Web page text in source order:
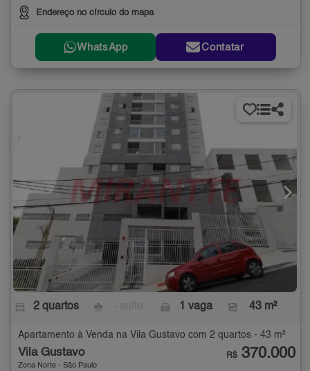
Endereço no círculo do mapa
WhatsApp Contatar
2 quartos 1 vaga 43 m²
Apartamento à Venda na Vila Gustavo com 2 quartos - 43 m²
Vila Gustavo
Zona Norte - São Paulo
R$ 370.000